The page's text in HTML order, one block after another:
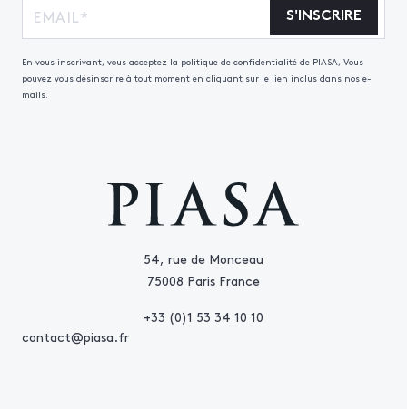
54, rue de Monceau
75008 Paris France
+33 (0)1 53 34 10 10
contact@piasa.fr
S'INSCRIRE
En vous inscrivant, vous acceptez la politique de confidentialité de PIASA, Vous
pouvez vous désinscrire à tout moment en cliquant sur le lien inclus dans nos e-
mails.